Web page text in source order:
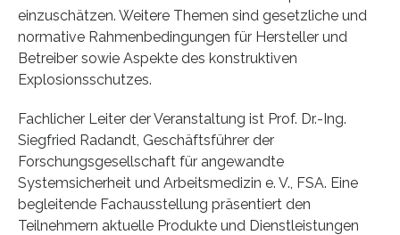
einzuschätzen. Weitere Themen sind gesetzliche und
normative Rahmenbedingungen für Hersteller und
Betreiber sowie Aspekte des konstruktiven
Explosionsschutzes.
Fachlicher Leiter der Veranstaltung ist Prof. Dr.-Ing.
Siegfried Radandt, Geschäftsführer der
Forschungsgesellschaft für angewandte
Systemsicherheit und Arbeitsmedizin e. V., FSA. Eine
begleitende Fachausstellung präsentiert den
Teilnehmern aktuelle Produkte und Dienstleistungen